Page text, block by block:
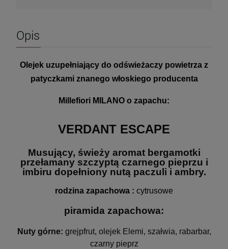
Opis
Olejek uzupełniający do odświeżaczy powietrza z
patyczkami znanego włoskiego producenta
Millefiori MILANO o zapachu:
VERDANT ESCAPE
Musujący, świeży aromat bergamotki
przełamany szczyptą czarnego pieprzu i
imbiru dopełniony nutą paczuli i ambry.
rodzina zapachowa : cytrusowe
piramida zapachowa:
Nuty górne: grejpfrut, olejek Elemi, szałwia, rabarbar,
czarny pieprz